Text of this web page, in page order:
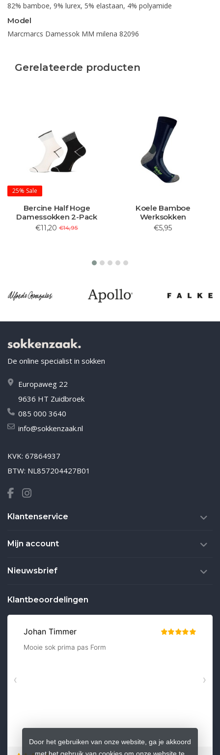
82% bamboe, 9% lurex, 5% elastaan, 4% polyamide
Model
Marcmarcs Damessok MM milena 82096
Gerelateerde producten
25% Sale
Bercine Half Hoge
Damessokken 2-Pack
€11,20 €14,95
Koele Bamboe
Werksokken
€5,95
De online specialist in sokken
Europaweg 22
9636 HT Zuidbroek
085 000 3640
info@sokkenzaak.nl
KVK: 67864937
BTW: NL857204427B01
Klantenservice
Mijn account
Nieuwsbrief
Klantbeoordelingen
Door het gebruiken van onze website, ga je akkoord